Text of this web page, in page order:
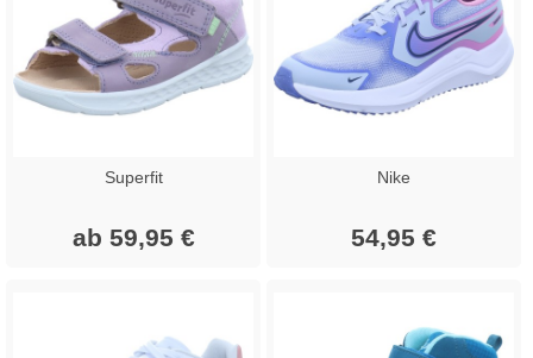
Superfit
ab 59,95 €
Nike
54,95 €